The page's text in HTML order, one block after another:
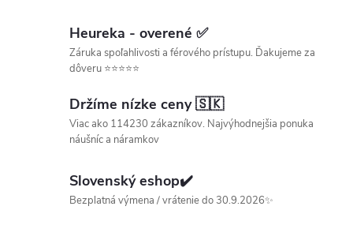
Heureka - overené ✅
Záruka spoľahlivosti a férového prístupu. Ďakujeme za
dôveru ⭐⭐⭐⭐⭐
Držíme nízke ceny 🇸🇰
Viac ako 114230 zákazníkov. Najvýhodnejšia ponuka
náušníc a náramkov
Slovenský eshop✔️
Bezplatná výmena / vrátenie do 30.9.2026✨